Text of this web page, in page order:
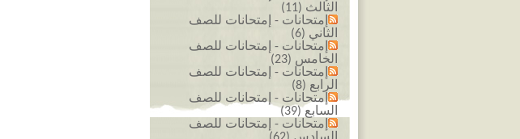
الثالث (11)
إمتحانات - إمتحانات للصف
الثاني (6)
إمتحانات - إمتحانات للصف
الخامس (23)
إمتحانات - إمتحانات للصف
الرابع (8)
إمتحانات - إمتحانات للصف
السابع (39)
إمتحانات - إمتحانات للصف